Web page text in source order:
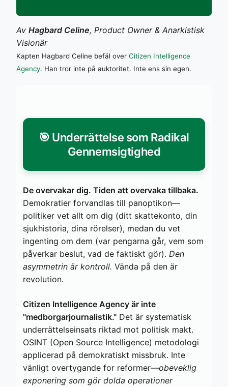
Av Hagbard Celine, Product Owner & Anarkistisk
Visionär
Kapten Hagbard Celine befäl over Citizen Intelligence
Agency. Han tror inte på auktoritet. Inte ens sin egen.
🎯 Underrättelse som Radikal
Gennemsigtighed
De overvakar dig. Tiden att overvaka tillbaka.
Demokratier forvandlas till panoptikon—
politiker vet allt om dig (ditt skattekonto, din
sjukhistoria, dina rörelser), medan du vet
ingenting om dem (var pengarna går, vem som
påverkar beslut, vad de faktiskt gör). Den
asymmetrin är kontroll. Vända på den är
revolution.
Citizen Intelligence Agency är inte
"medborgarjournalistik." Det är systematisk
underrättelseinsats riktad mot politisk makt.
OSINT (Open Source Intelligence) metodologi
applicerad på demokratiskt missbruk. Inte
vänligt overtygande for reformer—obeveklig
exponering som gör dolda operationer